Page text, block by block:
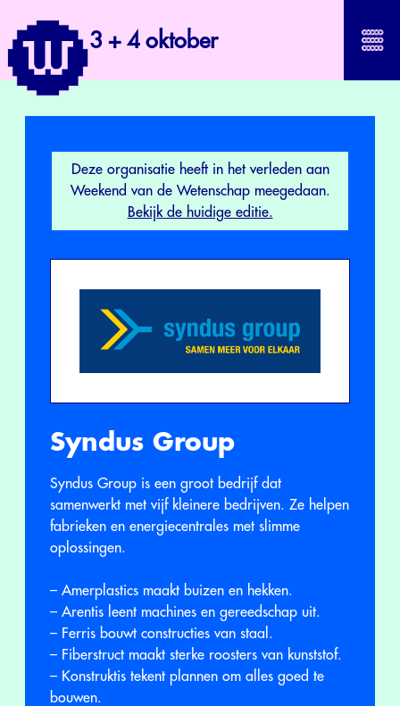
3 + 4 oktober
Deze organisatie heeft in het verleden aan
Weekend van de Wetenschap meegedaan.
Bekijk de huidige editie.
Syndus Group
Syndus Group is een groot bedrijf dat
samenwerkt met vijf kleinere bedrijven. Ze helpen
fabrieken en energiecentrales met slimme
oplossingen.
– Amerplastics maakt buizen en hekken.
– Arentis leent machines en gereedschap uit.
– Ferris bouwt constructies van staal.
– Fiberstruct maakt sterke roosters van kunststof.
– Konstruktis tekent plannen om alles goed te
bouwen.